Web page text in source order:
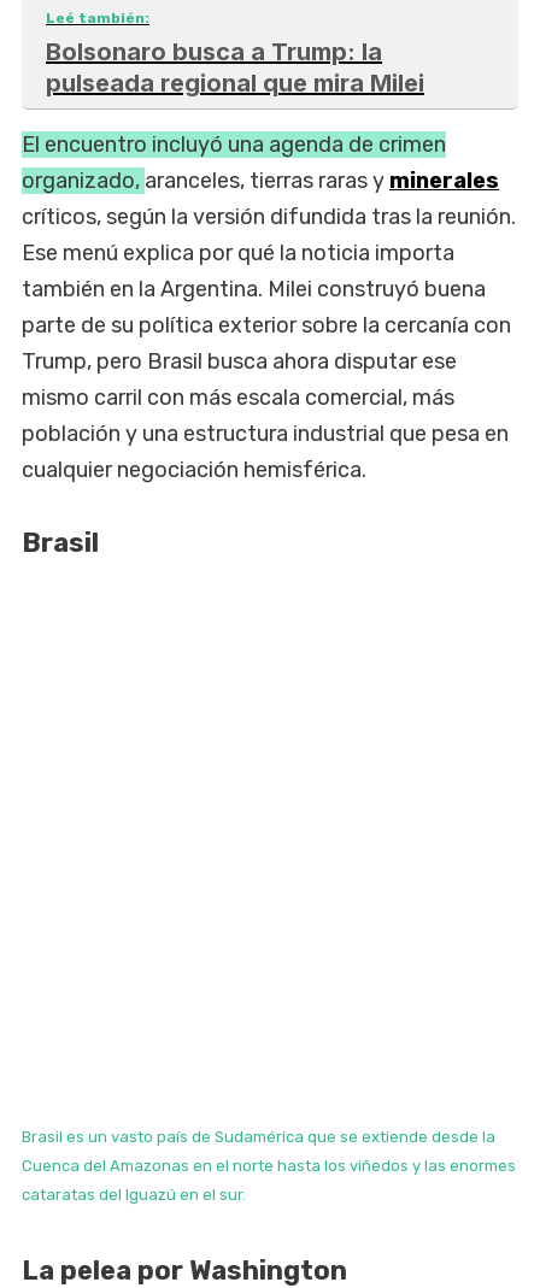
Leé también:
Bolsonaro busca a Trump: la
pulseada regional que mira Milei
El encuentro incluyó una agenda de crimen
organizado, aranceles, tierras raras y minerales
críticos, según la versión difundida tras la reunión.
Ese menú explica por qué la noticia importa
también en la Argentina. Milei construyó buena
parte de su política exterior sobre la cercanía con
Trump, pero Brasil busca ahora disputar ese
mismo carril con más escala comercial, más
población y una estructura industrial que pesa en
cualquier negociación hemisférica.
Brasil
Brasil es un vasto país de Sudamérica que se extiende desde la
Cuenca del Amazonas en el norte hasta los viñedos y las enormes
cataratas del Iguazú en el sur.
La pelea por Washington